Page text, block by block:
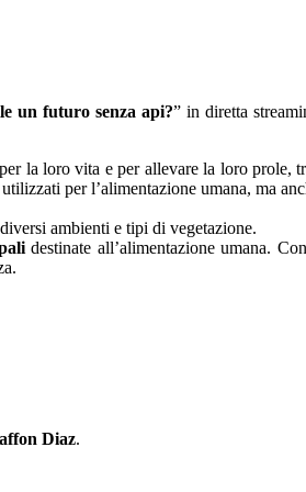
un futuro senza api?” in diretta
la loro vita e per allevare la loro prole,
per l’alimentazione umana, ma
ambienti e tipi di vegetazione.
destinate all’alimentazione umana.
Diaz.